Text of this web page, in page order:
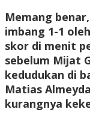
Memang
imbang 1-1
skor di menit
sebelum Mijat
kedudukan di
Matias
kurangnya